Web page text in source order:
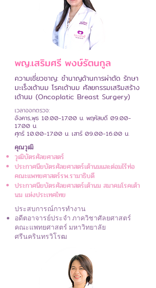
พญ.เสริมศรี พงษ์รัตนกูล
ความเชี่ยวชาญ: ชำนาญด้านการผ่าตัด รักษา
มะเร็งเต้านม โรคเต้านม ศัลยกรรมเสริมสร้าง
เต้านม (Oncoplatic Breast Surgery)
เวลาออกตรวจ:
อังคาร,พุธ 10.00-17.00 น. พฤหัสบดี 09.00-
17.00 น.
ศุกร์ 10.00-17.00 น. เสาร์ 09.00-16.00 น.
คุณวุฒิ
วุฒิบัตรศัลยศาสตร์
ประกาศนียบัตรศัลยศาสตร์เต้านมและต่อมไร้ท่อ
คณะแพทยศาสตร์รพ.รามาธิบดี
ประกาศนียบัตรศัลยศาสตร์เต้านม สมาคมโรคเต้า
นม แห่งประเทศไทย
ประสบการณ์การทำงาน
อดีตอาจารย์ประจำ ภาควิชาศัลยศาสตร์
คณะแพทยศาสตร์ มหาวิทยาลัย
ศรีนครินทรวิโรฒ